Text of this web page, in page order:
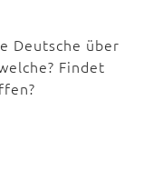
Deutsche über
Findet